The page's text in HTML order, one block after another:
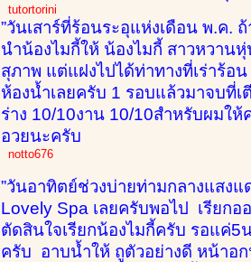
tutortorini
”วันเสาร์ที่ร้อนระอุแห่งเดือน พ.ค.
นำน้องไมกี้ให้ น้องไมกี้ สาวหวา
สุภาพ แต่แฝงไปได้ท่าทางที่เร่าร้อ
ห้องน้ำเลยครับ 1 รอบแล้วมาจบที่
ร่าง 10/10งาน 10/10สำหรับผมใ
อวยนะครับ
notto676
”วันอาทิตย์ช่วงบ่ายท่ามกลางแสง
Lovely Spa เลยครับพอไป เรียก
ตัดสินใจเรียกน้องไมกี้ครับ รอแค่
ครับ อาบน้ำให้ ถูตัวอย่างดี หน้าอ